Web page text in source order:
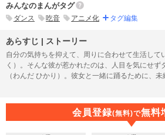
みんなのまんがタグ
ダンス 吃音 アニメ化 タグ編集
あらすじ | ストーリー
自分の気持ちを抑えて、周りに合わせて生活して
く）。そんな彼が惹かれたのは、人目を気にせず
（わんだ ひかり）。彼女と一緒に踊るために、未
勉強、就職、友達、恋愛。必要なことって何？
会員登録(無料)で無料